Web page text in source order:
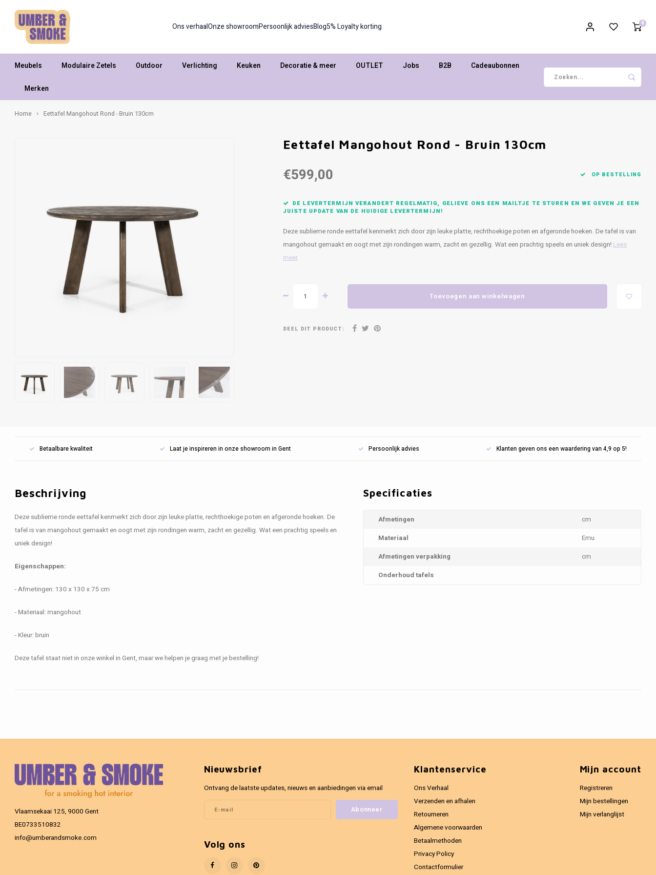
Ons verhaalOnze showroomPersoonlijk adviesBlog5% Loyalty korting 0
Meubels Modulaire Zetels Outdoor Verlichting Keuken Decoratie & meer OUTLET Jobs B2B Cadeaubonnen
Merken
Home Eettafel Mangohout Rond - Bruin 130cm
Eettafel Mangohout Rond - Bruin 130cm
€599,00 OP BESTELLING
DE LEVERTERMIJN VERANDERT REGELMATIG, GELIEVE ONS EEN MAILTJE TE STUREN EN WE GEVEN JE EEN
JUISTE UPDATE VAN DE HUIDIGE LEVERTERMIJN!
Deze sublieme ronde eettafel kenmerkt zich door zijn leuke platte, rechthoekige poten en afgeronde hoeken. De tafel is van
mangohout gemaakt en oogt met zijn rondingen warm, zacht en gezellig. Wat een prachtig speels en uniek design!Lees
meer
Toevoegen aan winkelwagen
DEEL DIT PRODUCT:
Betaalbare kwaliteit Laat je inspireren in onze showroom in Gent Persoonlijk advies Klanten geven ons een waardering van 4,9 op 5!
Beschrijving
Deze sublieme ronde eettafel kenmerkt zich door zijn leuke platte, rechthoekige poten en afgeronde hoeken. De
tafel is van mangohout gemaakt en oogt met zijn rondingen warm, zacht en gezellig. Wat een prachtig speels en
uniek design!
Eigenschappen:
- Afmetingen: 130 x 130 x 75 cm
- Materiaal: mangohout
- Kleur: bruin
Deze tafel staat niet in onze winkel in Gent, maar we helpen je graag met je bestelling!
Specificaties
Afmetingen
cm
Materiaal
Emu
Afmetingen verpakking
cm
Onderhoud tafels
Vlaamsekaai 125, 9000 Gent
BE0733510832
info@umberandsmoke.com
Nieuwsbrief
Ontvang de laatste updates, nieuws en aanbiedingen via email
Abonneer
Volg ons
Klantenservice
Ons Verhaal
Verzenden en afhalen
Retourneren
Algemene voorwaarden
Betaalmethoden
Privacy Policy
Contactformulier
Mijn account
Registreren
Mijn bestellingen
Mijn verlanglijst